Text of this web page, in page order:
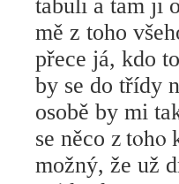
tabuli a tam ji
mě z toho
přece já, kdo
by se do třídy
osobě by mi
se něco z toho
možný, že už